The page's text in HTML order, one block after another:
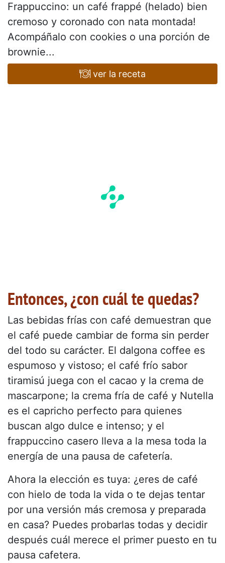
Frappuccino: un café frappé (helado) bien
cremoso y coronado con nata montada!
Acompáñalo con cookies o una porción de
brownie...
ver la receta
Entonces, ¿con cuál te quedas?
Las bebidas frías con café demuestran que
el café puede cambiar de forma sin perder
del todo su carácter. El dalgona coffee es
espumoso y vistoso; el café frío sabor
tiramisú juega con el cacao y la crema de
mascarpone; la crema fría de café y Nutella
es el capricho perfecto para quienes
buscan algo dulce e intenso; y el
frappuccino casero lleva a la mesa toda la
energía de una pausa de cafetería.
Ahora la elección es tuya: ¿eres de café
con hielo de toda la vida o te dejas tentar
por una versión más cremosa y preparada
en casa? Puedes probarlas todas y decidir
después cuál merece el primer puesto en tu
pausa cafetera.